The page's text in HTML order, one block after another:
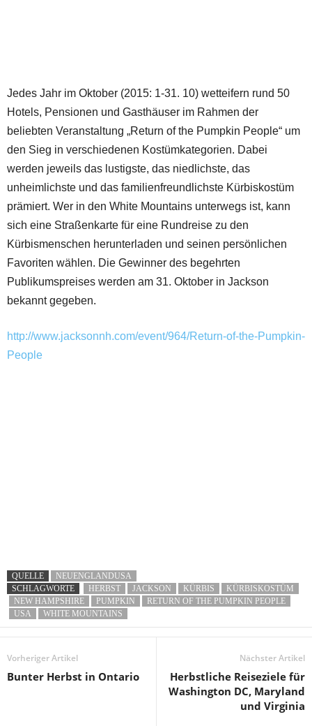
Jedes Jahr im Oktober (2015: 1-31. 10) wetteifern rund 50
Hotels, Pensionen und Gasthäuser im Rahmen der
beliebten Veranstaltung „Return of the Pumpkin People“ um
den Sieg in verschiedenen Kostümkategorien. Dabei
werden jeweils das lustigste, das niedlichste, das
unheimlichste und das familienfreundlichste Kürbiskostüm
prämiert. Wer in den White Mountains unterwegs ist, kann
sich eine Straßenkarte für eine Rundreise zu den
Kürbismenschen herunterladen und seinen persönlichen
Favoriten wählen. Die Gewinner des begehrten
Publikumspreises werden am 31. Oktober in Jackson
bekannt gegeben.
http://www.jacksonnh.com/event/964/Return-of-the-Pumpkin-
People
QUELLE
NEUENGLANDUSA
SCHLAGWORTE
HERBST JACKSON KÜRBIS
KÜRBISKOSTÜM
NEW HAMPSHIRE
PUMPKIN
RETURN OF THE PUMPKIN PEOPLE
USA
WHITE MOUNTAINS
Vorheriger Artikel
Bunter Herbst in Ontario
Nächster Artikel
Herbstliche Reiseziele für
Washington DC, Maryland
und Virginia